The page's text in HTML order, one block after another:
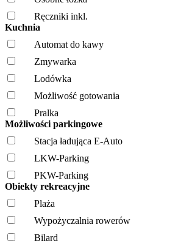
Ręczniki inkl.
Kuchnia
Automat do kawy
Zmywarka
Lodówka
Możliwość gotowania
Pralka
Możliwości parkingowe
Stacja ładująca E-Auto
LKW-Parking
PKW-Parking
Obiekty rekreacyjne
Plaża
Wypożyczalnia rowerów
Bilard